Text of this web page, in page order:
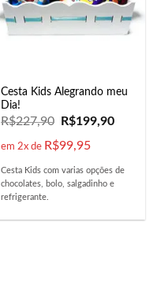
Cesta Kids Alegrando meu
Dia!
R$227,90 R$199,90
em 2x de R$99,95
Cesta Kids com varias opções de
chocolates, bolo, salgadinho e
refrigerante.